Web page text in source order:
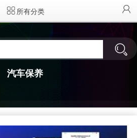
所有分类
汽车保养